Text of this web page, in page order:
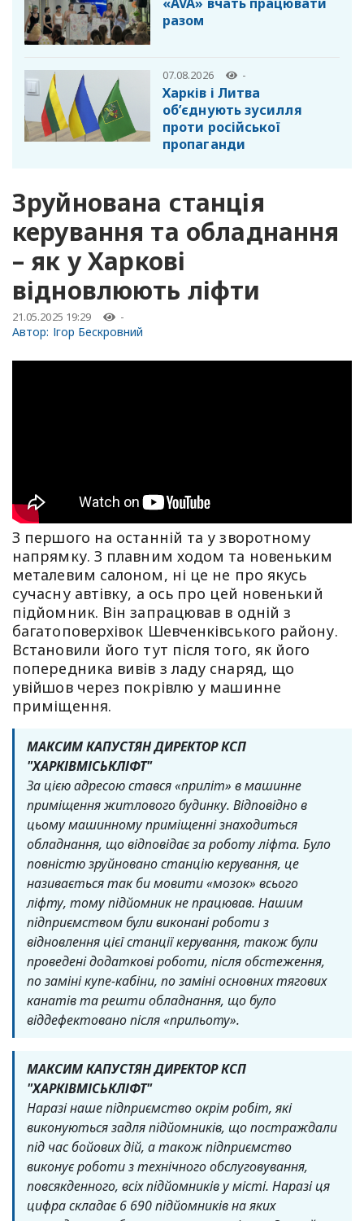
разом
07.08.2026 -
Харків і Литва
об’єднують зусилля
проти російської
пропаганди
Зруйнована станція
керування та обладнання
– як у Харкові
відновлюють ліфти
21.05.2025 19:29 -
Автор: Ігор Бескровний
З першого на останній та у зворотному
напрямку. З плавним ходом та новеньким
металевим салоном, ні це не про якусь
сучасну автівку, а ось про цей новенький
підйомник. Він запрацював в одній з
багатоповерхівок Шевченківського району.
Встановили його тут після того, як його
попередника вивів з ладу снаряд, що
увійшов через покрівлю у машинне
приміщення.
МАКСИМ КАПУСТЯН ДИРЕКТОР КСП
"ХАРКІВМІСЬКЛІФТ"
За цією адресою стався «приліт» в машинне
приміщення житлового будинку. Відповідно в
цьому машинному приміщенні знаходиться
обладнання, що відповідає за роботу ліфта. Було
повністю зруйновано станцію керування, це
називається так би мовити «мозок» всього
ліфту, тому підйомник не працював. Нашим
підприємством були виконані роботи з
відновлення цієї станції керування, також були
проведені додаткові роботи, після обстеження,
по заміні купе-кабіни, по заміні основних тягових
канатів та решти обладнання, що було
віддефектовано після «прильоту».
МАКСИМ КАПУСТЯН ДИРЕКТОР КСП
"ХАРКІВМІСЬКЛІФТ"
Наразі наше підприємство окрім робіт, які
виконуються задля підйомників, що постраждали
під час бойових дій, а також підприємство
виконує роботи з технічного обслуговування,
повсякденного, всіх підйомників у місті. Наразі ця
цифра складає 6 690 підйомників на яких